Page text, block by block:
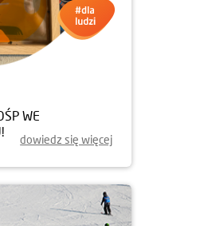
WE
dowiedz się więcej